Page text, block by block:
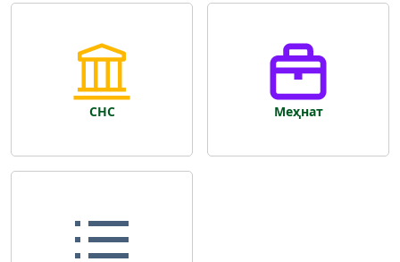
СНС Меҳнат